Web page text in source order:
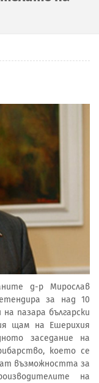
д-р Мирослав
за над 10
пазара български
щам на Ешерихия
заседание на
което се
възможността за
на